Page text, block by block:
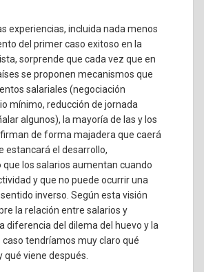
experiencias, incluida nada menos
del primer caso exitoso en la
sorprende que cada vez que en
se proponen mecanismos que
salariales (negociación
mínimo, reducción de jornada
algunos), la mayoría de las y los
de forma majadera que caerá
estancará el desarrollo,
los salarios aumentan cuando
y que no puede ocurrir una
inverso. Según esta visión
la relación entre salarios y
diferencia del dilema del huevo y la
caso tendríamos muy claro qué
qué viene después.